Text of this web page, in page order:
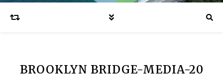
Blog voyages en famille et expatriation
BROOKLYN BRIDGE-MEDIA-20